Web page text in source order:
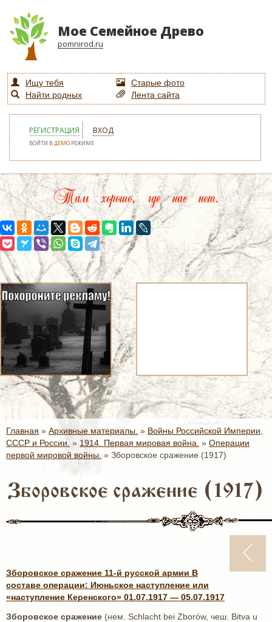
Мое Семейное Древо
pomnirod.ru
Ищу тебя
Старые фото
Найти родных
Лента сайта
РЕГИСТРАЦИЯ ВХОД
ВОЙТИ ВДЕМО РЕЖИМЕ
Там хорошо, где нас нет.
Главная » Архивные материалы. » Войны Российской Империи,
СССР и России. » 1914. Первая мировая война. » Операции
первой мировой войны. » Зборовское сражение (1917)
Зборовское сражение (1917)
Зборовское сражение 11-й русской армии В
составе операции: Июньское наступление или
«наступление Керенского» 01.07.1917 — 05.07.1917
Зборовское сражение (нем. Schlacht bei Zborów, чеш. Вitva u